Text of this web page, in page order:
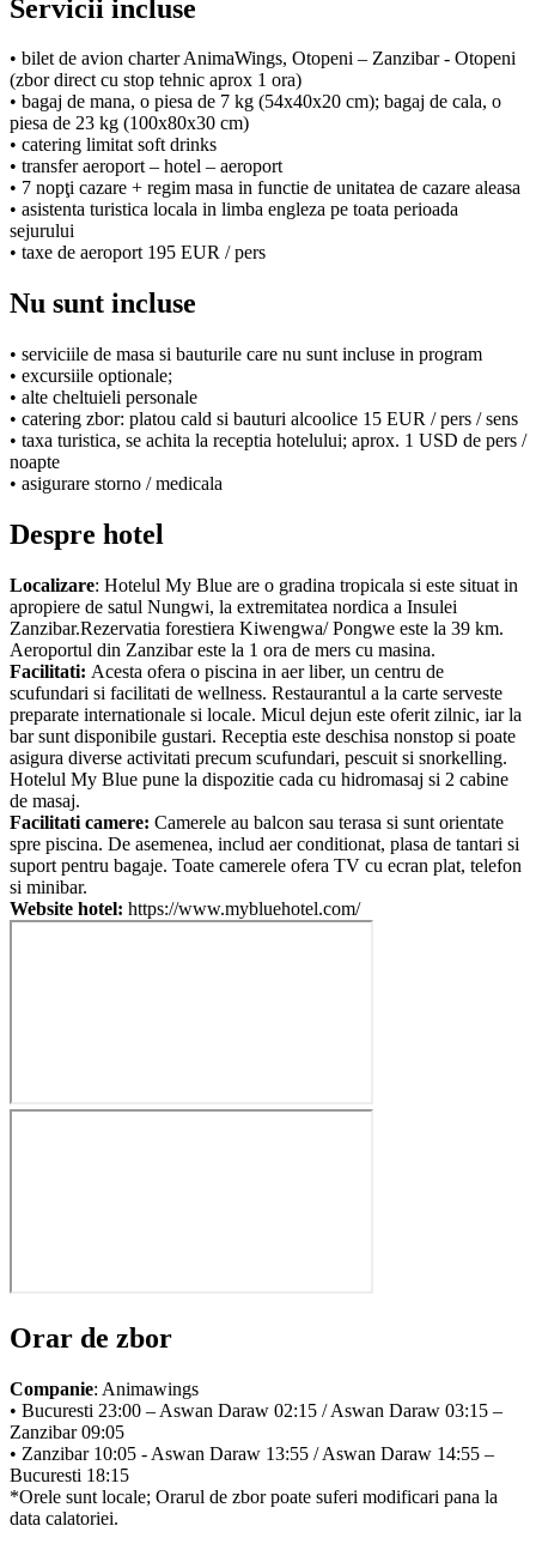
Servicii incluse
• bilet de avion charter AnimaWings, Otopeni – Zanzibar - Otopeni
(zbor direct cu stop tehnic aprox 1 ora)
• bagaj de mana, o piesa de 7 kg (54x40x20 cm); bagaj de cala, o
piesa de 23 kg (100x80x30 cm)
• catering limitat soft drinks
• transfer aeroport – hotel – aeroport
• 7 nopţi cazare + regim masa in functie de unitatea de cazare aleasa
• asistenta turistica locala in limba engleza pe toata perioada
sejurului
• taxe de aeroport 195 EUR / pers
Nu sunt incluse
• serviciile de masa si bauturile care nu sunt incluse in program
• excursiile optionale;
• alte cheltuieli personale
• catering zbor: platou cald si bauturi alcoolice 15 EUR / pers / sens
• taxa turistica, se achita la receptia hotelului; aprox. 1 USD de pers /
noapte
• asigurare storno / medicala
Despre hotel
Localizare: Hotelul My Blue are o gradina tropicala si este situat in
apropiere de satul Nungwi, la extremitatea nordica a Insulei
Zanzibar.Rezervatia forestiera Kiwengwa/ Pongwe este la 39 km.
Aeroportul din Zanzibar este la 1 ora de mers cu masina.
Facilitati: Acesta ofera o piscina in aer liber, un centru de
scufundari si facilitati de wellness. Restaurantul a la carte serveste
preparate internationale si locale. Micul dejun este oferit zilnic, iar la
bar sunt disponibile gustari. Receptia este deschisa nonstop si poate
asigura diverse activitati precum scufundari, pescuit si snorkelling.
Hotelul My Blue pune la dispozitie cada cu hidromasaj si 2 cabine
de masaj.
Facilitati camere: Camerele au balcon sau terasa si sunt orientate
spre piscina. De asemenea, includ aer conditionat, plasa de tantari si
suport pentru bagaje. Toate camerele ofera TV cu ecran plat, telefon
si minibar.
Website hotel: https://www.mybluehotel.com/
Orar de zbor
Companie: Animawings
• Bucuresti 23:00 – Aswan Daraw 02:15 / Aswan Daraw 03:15 –
Zanzibar 09:05
• Zanzibar 10:05 - Aswan Daraw 13:55 / Aswan Daraw 14:55 –
Bucuresti 18:15
*Orele sunt locale; Orarul de zbor poate suferi modificari pana la
data calatoriei.